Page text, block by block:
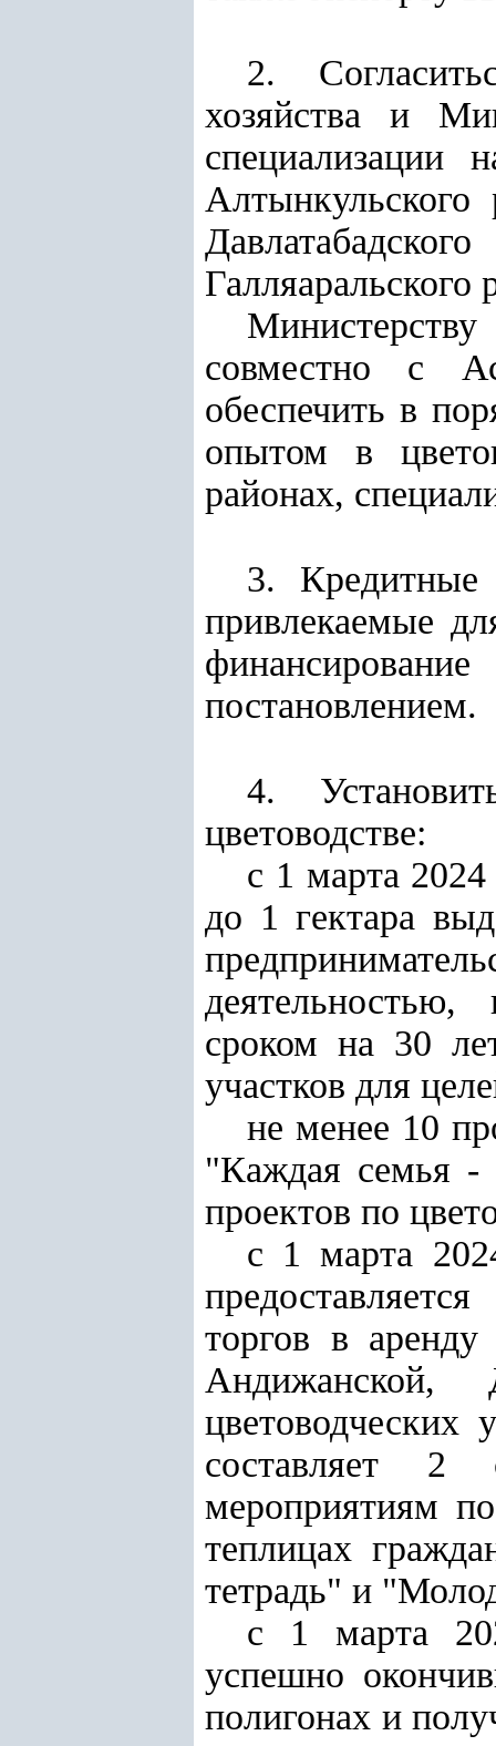
2.
хозяйства и
специализации
Галляаральского
совместно с
обеспечить в
опытом в
районах,
3. Кредитные
привлекаемые
постановлением.
4.
цветоводстве:
с 1 марта
до 1 гектара
сроком на 30
участков для
не менее 10
"Каждая семья -
проектов по
с 1 марта
торгов в
Андижанской,
цветоводческих
составляет 2
мероприятиям
теплицах
тетрадь" и
с 1 марта
успешно
полигонах и